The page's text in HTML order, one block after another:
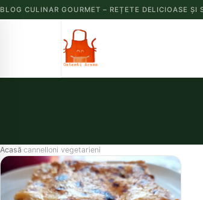
BLOG CULINAR GOURMET – REȚETE DELICIOASE ȘI
Acasă›cannelloni vegetarieni